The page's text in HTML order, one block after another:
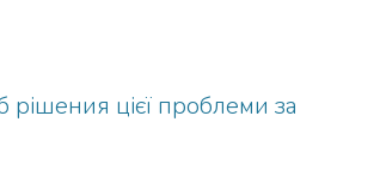
рішения цієї проблеми за